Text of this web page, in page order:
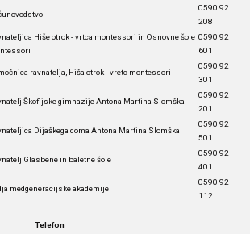
0590 92
208
Hiše otrok - vrtca montessori in Osnovne šole 0590 92
601
ravnatelja, Hiša otrok - vretc montessori
0590 92
301
Škofijske gimnazije Antona Martina Slomška
0590 92
201
Dijaškega doma Antona Martina Slomška
0590 92
501
Glasbene in baletne šole
0590 92
401
medgeneracijske akademije
0590 92
112
Telefon